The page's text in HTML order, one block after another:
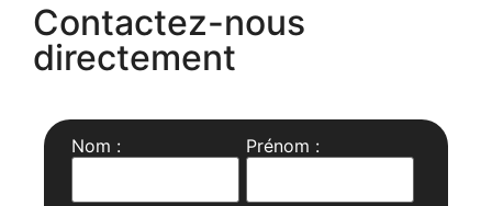
Contactez-nous
directement
Nom : Prénom :